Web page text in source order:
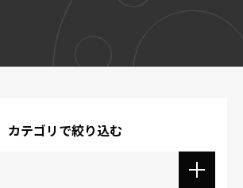
カテゴリで絞り込む